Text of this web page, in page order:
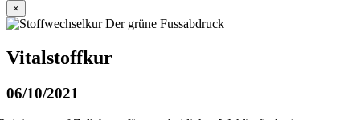
×
Vitalstoffkur
06/10/2021